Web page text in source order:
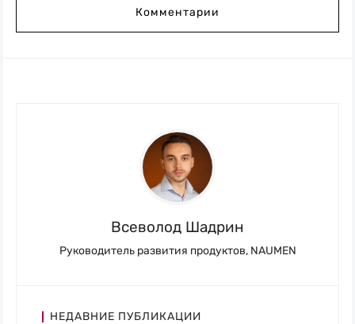
Комментарии
Всеволод Шадрин
Руководитель развития продуктов, NAUMEN
НЕДАВНИЕ ПУБЛИКАЦИИ